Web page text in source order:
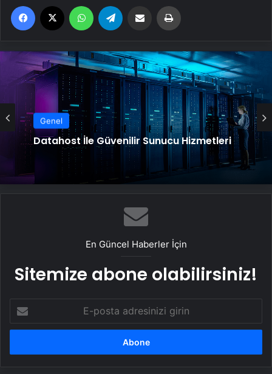
Facebook WhatsApp Email'den paylaş
Genel
Datahost İle Güvenilir Sunucu Hizmetleri
En Güncel Haberler İçin
Sitemize abone olabilirsiniz!
posta
adresinizi